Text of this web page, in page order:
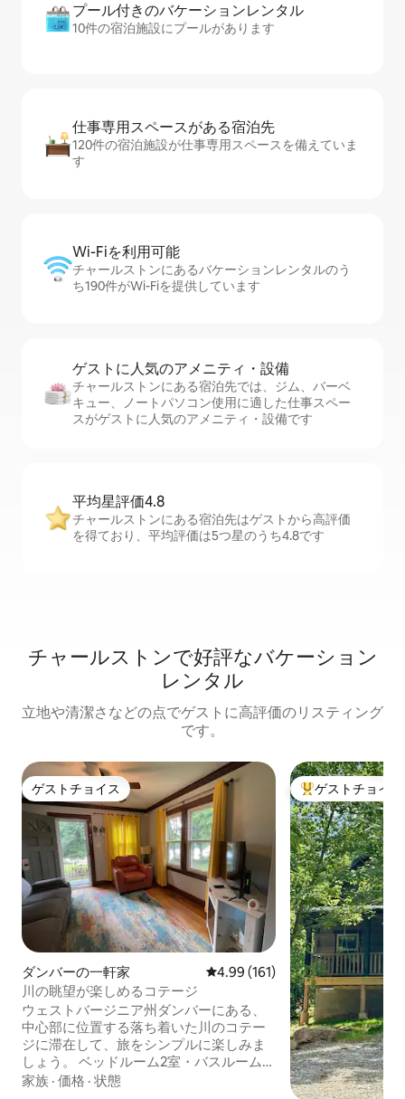
プール付きのバ⁠ケ⁠ー⁠シ⁠ョ⁠ンレ⁠ン⁠タ⁠ル
10件の宿泊施設にプールがあります
仕事専用ス⁠ペ⁠ー⁠スがあ⁠る宿⁠泊⁠先
120件の宿泊施設が仕事専用スペースを備えていま
す
Wi-Fiを利⁠用⁠可⁠能
チャールストンにあるバケーションレンタルのう
ち190件がWi-Fiを提供しています
ゲストに人⁠気⁠のア⁠メ⁠ニ⁠テ⁠ィ・設⁠備
チャールストンにある宿泊先では、ジム、バーベ
キュー、ノートパソコン使用に適した仕事スペー
スがゲストに人気のアメニティ・設備です
平均星評価4.8
チャールストンにある宿泊先はゲストから高評価
を得ており、平均評価は5つ星のうち4.8です
チャールストンで好評なバケーション
レンタル
立地や清潔さなどの点でゲストに高評価のリスティング
です。
ゲストチョイス
ゲストチョイス
ダンバーの一軒家 レビュー161件、5つ星中4.99つ
4.99 (161)
川の眺望が楽しめるコテージ
ウェストバージニア州ダンバーにある、
中心部に位置する落ち着いた川のコテー
ジに滞在して、旅をシンプルに楽しみま
しょう。 ベッドルーム2室・バスルーム1
室の家から川の景色をお楽しみくださ
家族 · 価格 · 状態
大好評のゲスト
ゲストチョイス